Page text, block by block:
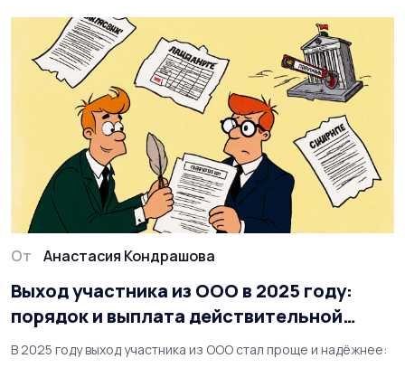
От Анастасия Кондрашова
Выход участника из ООО в 2025 году:
порядок и выплата действительной
стоимости доли
В 2025 году выход участника из ООО стал проще и надёжнее: